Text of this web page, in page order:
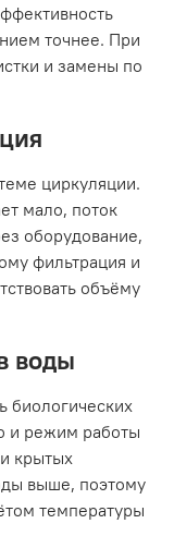
точнее. При
и замены по
циркуляции.
мало, поток
оборудование,
фильтрация и
объёму
воды
биологических
и режим работы
крытых
выше, поэтому
температуры